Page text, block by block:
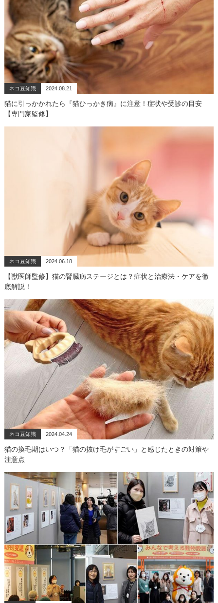
ネコ豆知識 2024.08.21
猫に引っかかれたら『猫ひっかき病』に注意！症状や受診の目安
【専門家監修】
ネコ豆知識 2024.06.18
【獣医師監修】猫の腎臓病ステージとは？症状と治療法・ケアを徹
底解説！
ネコ豆知識 2024.04.24
猫の換毛期はいつ？「猫の抜け毛がすごい」と感じたときの対策や
注意点